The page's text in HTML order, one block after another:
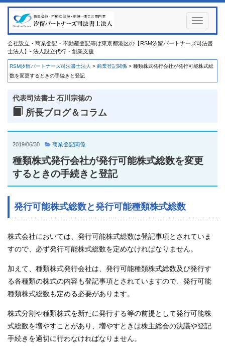
Toggle
会社設立・商業登記・不動産登記等は東京都港区の【RSM汐留パートナーズ司法書
士法人】- 法人設立代行・創業支援
RSM汐留パートナーズ司法書士法人 > 商業登記関係 > 種類株式発行会社が発行可能株式総
数を変更するときの手続きと登記
代表司法書士 石川宗徳の
所長ブログ＆コラム
2019/06/30 商業登記関係
種類株式発行会社が発行可能株式総数を変更
するときの手続きと登記
発行可能株式総数と発行可能種類株式総数
株式会社においては、発行可能株式総数は登記事項とされていま
すので、必ず発行可能株式総数を定めなければなりません。
加えて、種類株式発行会社は、発行可能種類株式総数及び発行す
る各種類の株式の内容も登記事項とされていますので、発行可能
種類株式総数も定める必要があります。
株式分割や種類株式を新たに発行する等の前提として発行可能株
式総数を増やすことがあり、増やすときは株主総会の決議や登記
手続きを適切に行わなければなりません。